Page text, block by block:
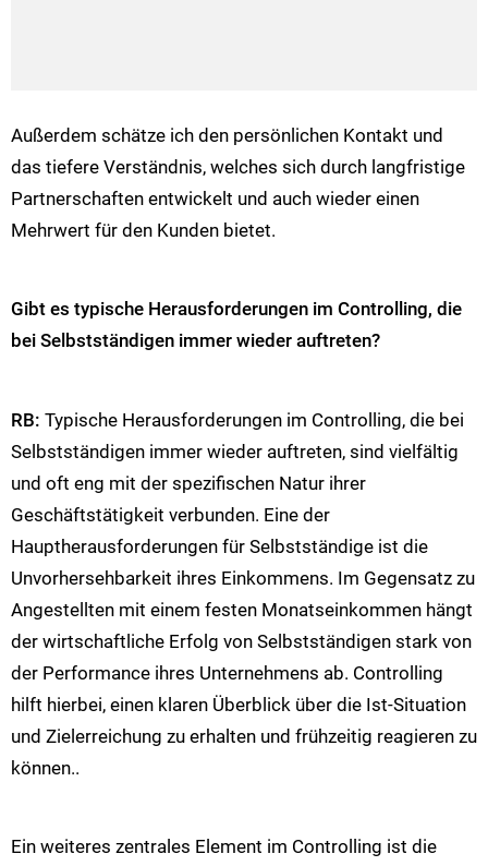
Außerdem schätze ich den persönlichen Kontakt und
das tiefere Verständnis, welches sich durch langfristige
Partnerschaften entwickelt und auch wieder einen
Mehrwert für den Kunden bietet.
Gibt es typische Herausforderungen im Controlling, die
bei Selbstständigen immer wieder auftreten?
RB: Typische Herausforderungen im Controlling, die bei
Selbstständigen immer wieder auftreten, sind vielfältig
und oft eng mit der spezifischen Natur ihrer
Geschäftstätigkeit verbunden. Eine der
Hauptherausforderungen für Selbstständige ist die
Unvorhersehbarkeit ihres Einkommens. Im Gegensatz zu
Angestellten mit einem festen Monatseinkommen hängt
der wirtschaftliche Erfolg von Selbstständigen stark von
der Performance ihres Unternehmens ab. Controlling
hilft hierbei, einen klaren Überblick über die Ist-Situation
und Zielerreichung zu erhalten und frühzeitig reagieren zu
können.​​.
Ein weiteres zentrales Element im Controlling ist die